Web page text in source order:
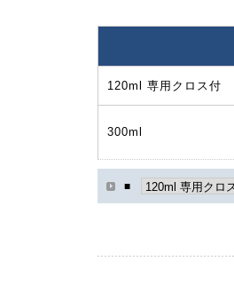
120ml 専用クロス付
300ml
■